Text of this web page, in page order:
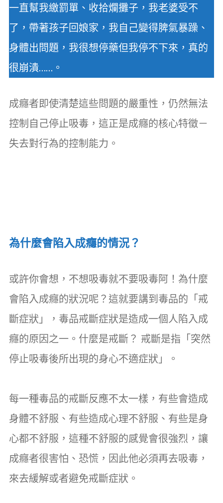
一直幫我繳罰單、收拾爛攤子，我老婆受不
了，帶著孩子回娘家，我自己變得脾氣暴躁、
身體出問題，我很想停藥但我停不下來，真的
很崩潰……。
成癮者即使清楚這些問題的嚴重性，仍然無法
控制自己停止吸毒，這正是成癮的核心特徵－
失去對行為的控制能力。
為什麼會陷入成癮的情況？
或許你會想，不想吸毒就不要吸毒阿！為什麼
會陷入成癮的狀況呢？這就要講到毒品的「戒
斷症狀」，毒品戒斷症狀是造成一個人陷入成
癮的原因之一。什麼是戒斷？ 戒斷是指「突然
停止吸毒後所出現的身心不適症狀」。
每一種毒品的戒斷反應不太一樣，有些會造成
身體不舒服、有些造成心理不舒服、有些是身
心都不舒服，這種不舒服的感覺會很強烈，讓
成癮者很害怕、恐慌，因此他必須再去吸毒，
來去緩解或者避免戒斷症狀。